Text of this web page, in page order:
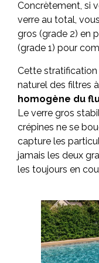
Concrètement, si
verre au total,
gros (grade 2) en
(grade 1) pour
Cette
naturel des filtres
homogène du
Le verre gros
crépines ne se
capture les
jamais les deux
les toujours en